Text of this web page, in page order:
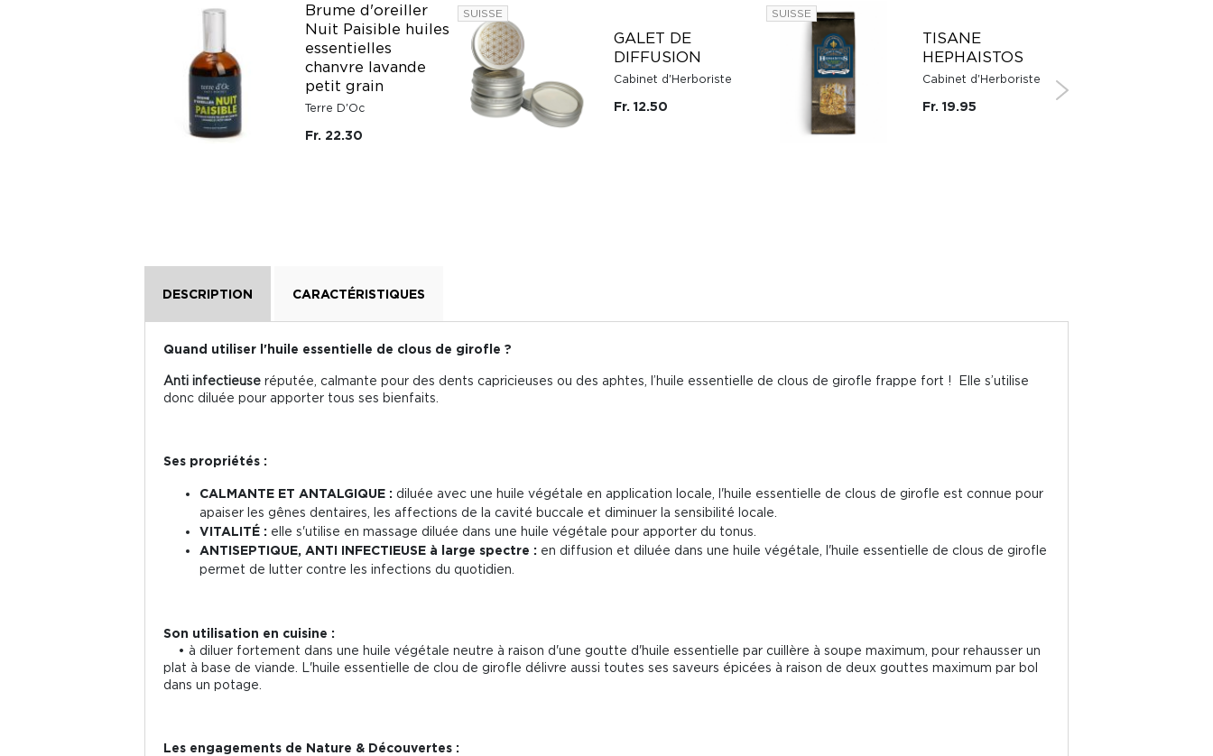
Brume d'oreiller
Nuit Paisible huiles
essentielles
chanvre lavande
petit grain
Terre D'Oc
Fr. 22.30
SUISSE
GALET DE
DIFFUSION
Cabinet d'Herboriste
Fr. 12.50
SUISSE
TISANE
HEPHAISTOS
Cabinet d'Herboriste
Fr. 19.95
DESCRIPTION CARACTÉRISTIQUES
Quand utiliser l'huile essentielle de clous de girofle ?
Anti infectieuse réputée, calmante pour des dents capricieuses ou des aphtes, l’huile essentielle de clous de girofle frappe fort ! Elle s’utilise
donc diluée pour apporter tous ses bienfaits.
Ses propriétés :
CALMANTE ET ANTALGIQUE : diluée avec une huile végétale en application locale, l'huile essentielle de clous de girofle est connue pour
apaiser les gênes dentaires, les affections de la cavité buccale et diminuer la sensibilité locale.
VITALITÉ : elle s'utilise en massage diluée dans une huile végétale pour apporter du tonus.
ANTISEPTIQUE, ANTI INFECTIEUSE à large spectre : en diffusion et diluée dans une huile végétale, l'huile essentielle de clous de girofle
permet de lutter contre les infections du quotidien.
Son utilisation en cuisine :
• à diluer fortement dans une huile végétale neutre à raison d'une goutte d'huile essentielle par cuillère à soupe maximum, pour rehausser un
plat à base de viande. L'huile essentielle de clou de girofle délivre aussi toutes ses saveurs épicées à raison de deux gouttes maximum par bol
dans un potage.
Les engagements de Nature & Découvertes :